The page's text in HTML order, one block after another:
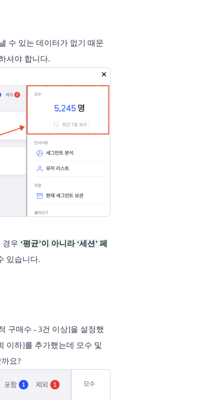
수 있는 데이터가 없기 때문
셔야 합니다.
경우 ‘평균’이 아니라 ‘세션’ 페
있습니다.
구매수 - 3건 이상]을 설정했
이하]를 추가했는데 모수 및
요?